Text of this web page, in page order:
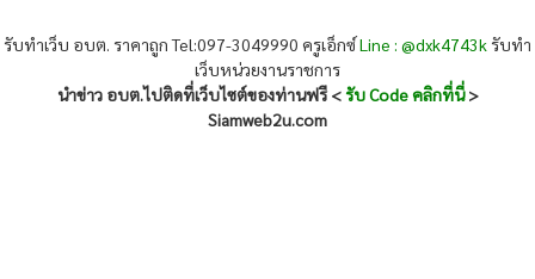
รับทำเว็บ อบต. ราคาถูก Tel:097-3049990 ครูเอ็กซ์Line : @dxk4743k รับทำ
เว็บหน่วยงานราชการ
นำข่าว อบต.ไปติดที่เว็บไซต์ของท่านฟรี <รับ Code คลิกที่นี่>
Siamweb2u.com